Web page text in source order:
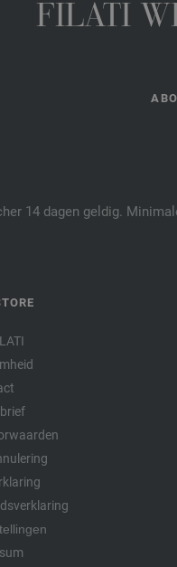
FILATI
14 dagen geldig.